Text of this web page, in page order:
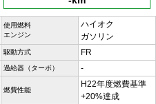
使用燃料
エンジン
ハイオク
ガソリン
駆動方式 FR
過給器（ターボ） -
燃費性能
H22年度燃費基準
+20%達成